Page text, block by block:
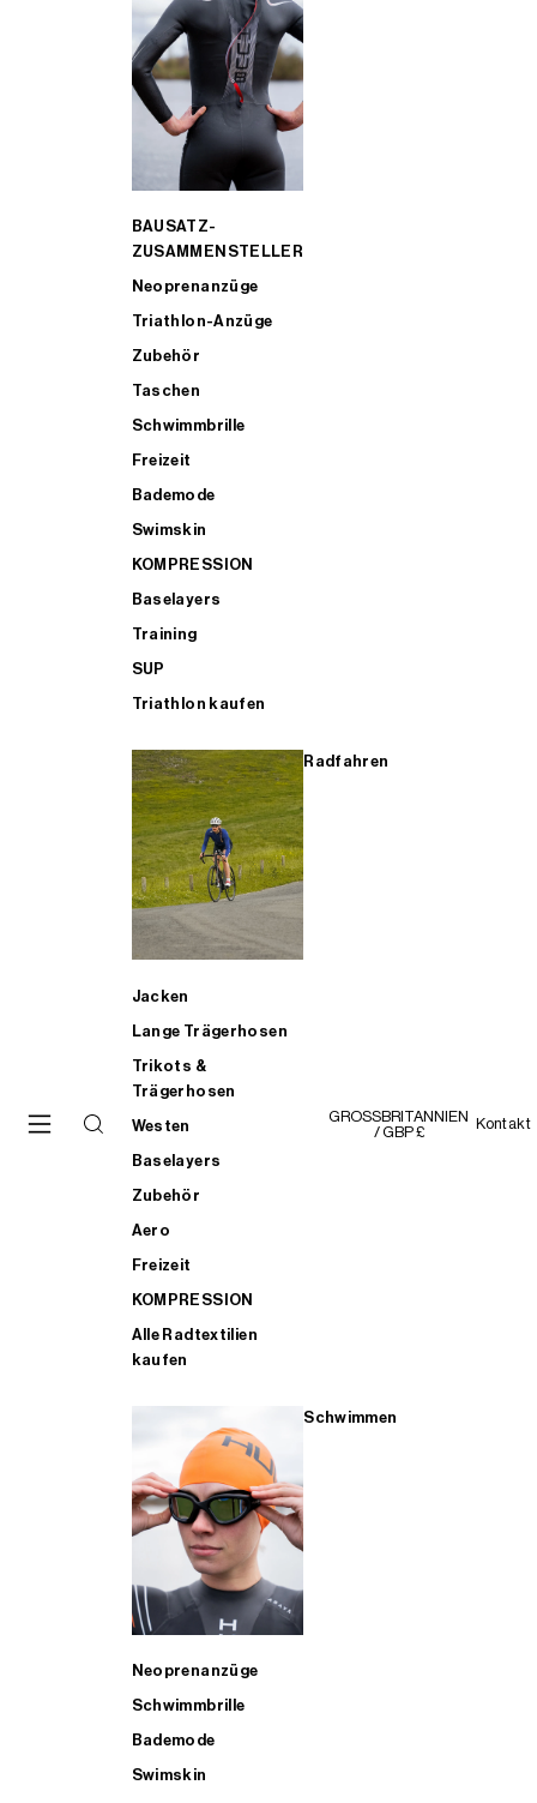
BAUSATZ-
ZUSAMMENSTELLER
Neoprenanzüge
Triathlon-Anzüge
Zubehör
Taschen
Schwimmbrille
Freizeit
Bademode
Swimskin
KOMPRESSION
Baselayers
Training
SUP
Triathlon kaufen
Radfahren
Jacken
Lange Trägerhosen
Trikots &
Trägerhosen
Westen
Baselayers
Zubehör
Aero
Freizeit
KOMPRESSION
Alle Radtextilien
kaufen
Schwimmen
Neoprenanzüge
Schwimmbrille
Bademode
Swimskin
GROSSBRITANNIEN
/ GBP £
Kontakt